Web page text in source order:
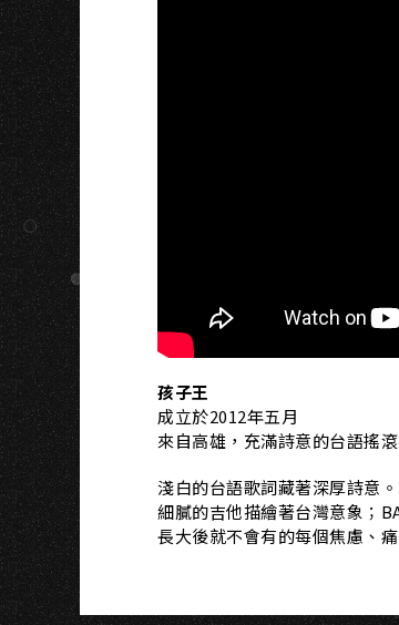
孩子王
成立於2012年五月
來自高雄，充滿詩意的台語搖滾
淺白的台語歌詞藏著深厚詩意。
細膩的吉他描繪著台灣意象；
長大後就不會有的每個焦慮、